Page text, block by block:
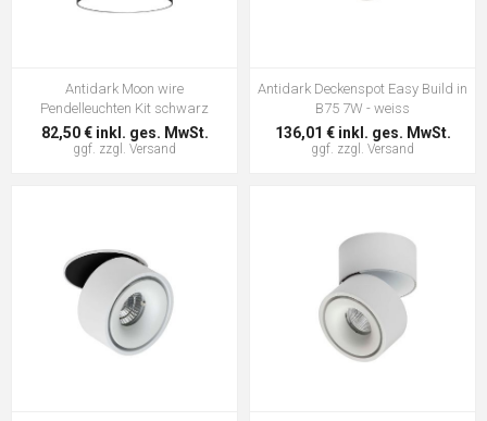
Antidark Moon wire
Pendelleuchten Kit schwarz
82,50 € inkl. ges. MwSt.
ggf. zzgl. Versand
Antidark Deckenspot Easy Build in
B75 7W - weiss
136,01 € inkl. ges. MwSt.
ggf. zzgl. Versand